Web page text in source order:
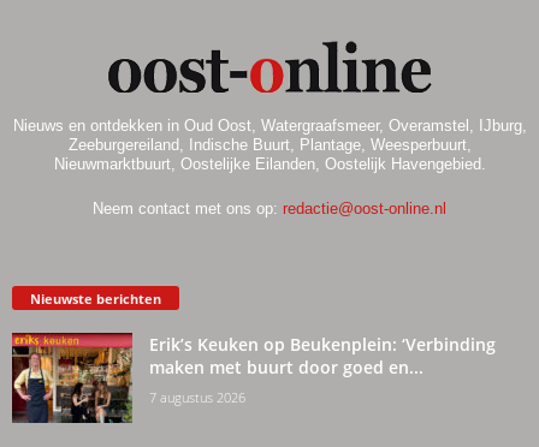
Nieuws en ontdekken in Oud Oost, Watergraafsmeer, Overamstel, IJburg,
Zeeburgereiland, Indische Buurt, Plantage, Weesperbuurt,
Nieuwmarktbuurt, Oostelijke Eilanden, Oostelijk Havengebied.
Neem contact met ons op: redactie@oost-online.nl
Nieuwste berichten
Erik’s Keuken op Beukenplein: ‘Verbinding
maken met buurt door goed en...
7 augustus 2026